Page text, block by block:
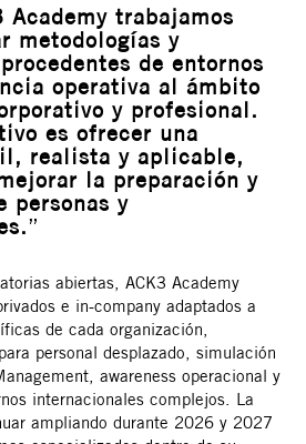
Academy trabajamos
metodologías y
de entornos
operativa al ámbito
y profesional.
es ofrecer una
realista y aplicable,
la preparación y
personas y
”
abiertas, ACK3 Academy
e in-company adaptados a
de cada organización,
personal desplazado, simulación
awareness operacional y
internacionales complejos. La
ampliando durante 2026 y 2027